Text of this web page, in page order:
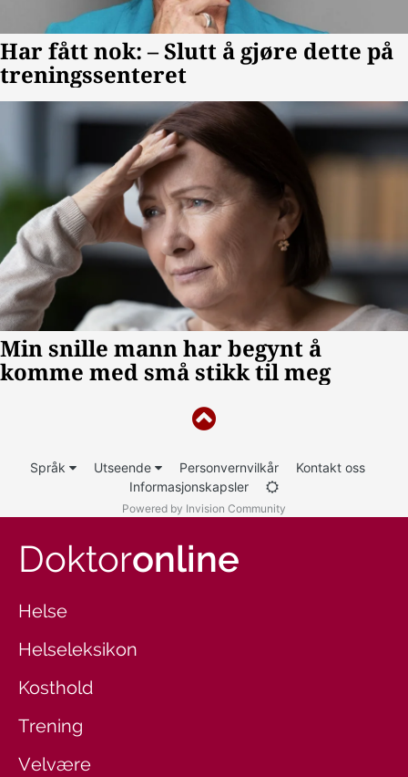
Språk Utseende Personvernvilkår
Kontakt oss
Informasjonskapsler
Powered by Invision Community
Doktoronline
Helse
Helseleksikon
Kosthold
Trening
Velvære